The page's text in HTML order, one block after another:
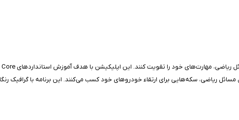
مسائل ریاضی، سکه‌هایی برای ارتقاء خودروهای خود کسب می‌کنند. این برنامه با گرافیک